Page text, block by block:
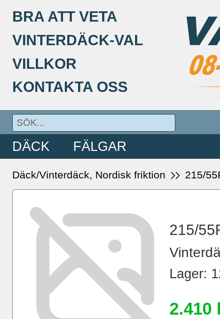
BRA ATT VETA
VINTERDÄCK-VAL
VILLKOR
KONTAKTA OSS
DÄCK FÄLGAR
Däck/Vinterdäck, Nordisk friktion 215/
215/
Lager:
2.410